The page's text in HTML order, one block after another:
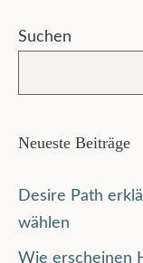
Suchen
Neueste Beiträge
Desire Path
wählen
Wie erscheinen